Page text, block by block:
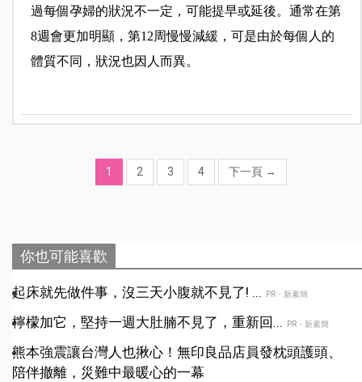
過每個孕婦的狀況不一定，可能提早或延後。通常在第
8週會更加明顯，第12周慢慢減緩，可是由於每個人的
體質不同，狀況也因人而異。
1 2 3 4 下一頁 →
你也可能喜歡
起床就先做件事，沒三天小腹就不見了! ... PR・新素簡
檸檬加它，堅持一週大肚腩不見了，重新回... PR・新素簡
熊本強震讓台灣人也揪心！無印良品店員發枕頭護頭、
陪伴撤離，災難中最暖心的一幕